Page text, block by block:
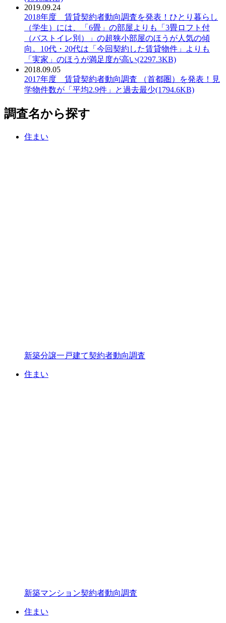
2019.09.24
PDF：
2018年度 賃貸契約者動向調査を発表！ひとり暮らし
（学生）には、「6畳」の部屋よりも「3畳ロフト付
（バストイレ別）」の超狭小部屋のほうが人気の傾
向。10代・20代は「今回契約した賃貸物件」よりも
「実家」のほうが満足度が高い(2297.3KB)
2018.09.05
PDF：
2017年度 賃貸契約者動向調査 （首都圏）を発表！見
学物件数が「平均2.9件」と過去最少(1794.6KB)
調査名から探す
住まい
新築分譲一戸建て契約者動向調査
住まい
新築マンション契約者動向調査
住まい